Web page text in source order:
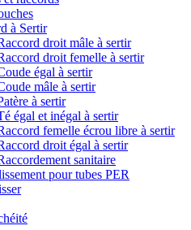
à Sertir
droit mâle à sertir
droit femelle à sertir
égal à sertir
mâle à sertir
à sertir
égal et inégal à sertir
femelle écrou libre à sertir
droit égal à sertir
sanitaire
pour tubes PER